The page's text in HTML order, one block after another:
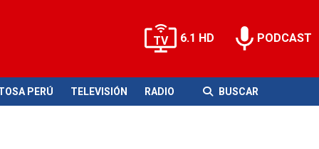
6.1 HD PODCAST
PERÚ TELEVISIÓN RADIO BUSCAR